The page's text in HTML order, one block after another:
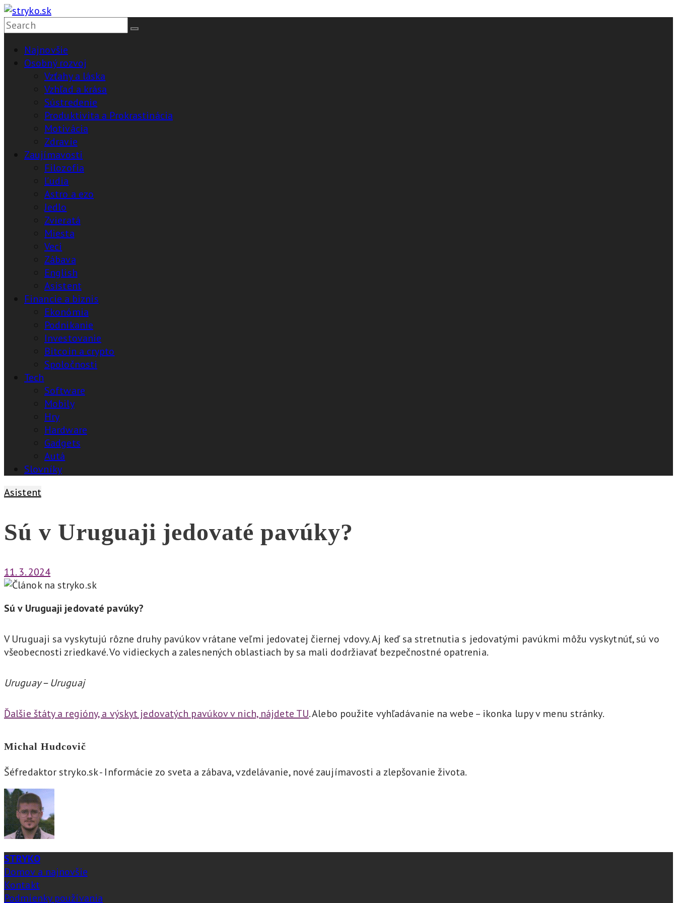
Skip
to
content
stryko.sk
Pomôže,
vysvetlí,
Najnovšie
Osobný rozvoj
Vzťahy a láska
Vzhľad a krása
Sústredenie
Produktivita a Prokrastinácia
Motivácia
Zdravie
Zaujímavosti
Filozofia
Ľudia
Astro a ezo
Jedlo
Zvieratá
Miesta
Veci
Zábava
English
Asistent
Financie a biznis
Ekonómia
Podnikanie
Investovanie
Bitcoin a crypto
Spoločnosti
Tech
Software
Mobily
Hry
Hardware
Gadgets
Autá
Slovníky
Asistent
Sú v Uruguaji jedovaté pavúky?
11. 3. 2024
Sú v Uruguaji jedovaté pavúky?
V Uruguaji sa vyskytujú rôzne druhy pavúkov vrátane veľmi jedovatej čiernej vdovy. Aj keď sa stretnutia s jedovatými pavúkmi môžu vyskytnúť, sú vo
všeobecnosti zriedkavé. Vo vidieckych a zalesnených oblastiach by sa mali dodržiavať bezpečnostné opatrenia.
Uruguay – Uruguaj
Ďalšie štáty a regióny, a výskyt jedovatých pavúkov v nich, nájdete TU. Alebo použite vyhľadávanie na webe – ikonka lupy v menu stránky.
Michal Hudcovič
Šéfredaktor stryko.sk - Informácie zo sveta a zábava, vzdelávanie, nové zaujímavosti a zlepšovanie života.
STRYKO
Domov a najnovšie
Kontakt
Podmienky používania